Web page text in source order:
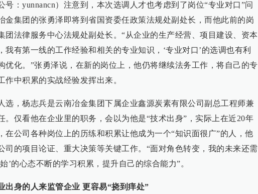
号：yunnancn）注意到，本次选调人才也考虑到了岗位“专业对口”问
金集团的张勇泽即将到省国资委任政策法规处副处长，而他此前的岗
团法律服务中心法规处副处长。“从企业的生产经营、项目建设、资本
我有第一线的工作经验和相关的专业知识，‘专业对口’的选调也有利
优化。”张勇泽说，在新的岗位上，他仍将继续法务工作，将自己的专
作中积累的实战经验发挥出来。
选，杨志兵是云南冶金集团下属企业鑫源炭素有限公司副总工程师兼
。仅看他在企业里的职务，会以为他是“技术出身”，实际上在近20年
在公司各种岗位上的历练和积累让他成为一个“知识面很广”的人，他
司的项目论证、重大决策等关键工作。“面对角色转变，我的未来还需
’的心态不断的学习积累，提升自己的综合能力”。
出身的人来监管企业 更容易“挠到痒处”